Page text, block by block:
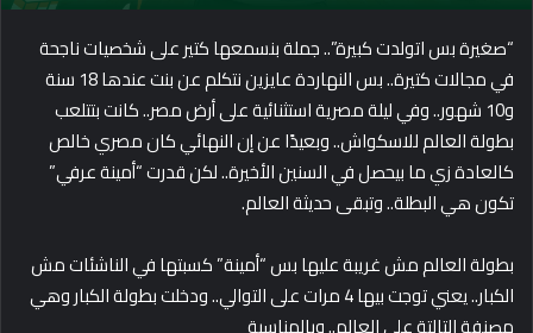
“صغيرة بس اتولدت كبيرة”.. جملة بنسمعها كتير على شخصيات ناجحة
في مجالات كتيرة.. بس النهاردة عايزين نتكلم عن بنت عندها 18 سنة
و10 شهور.. وفي ليلة مصرية استثنائية على أرض مصر.. كانت بتتلعب
بطولة العالم للاسكواش.. وبعيدًا عن إن النهائي كان مصري خالص
كالعادة زي ما بيحصل في السنين الأخيرة.. لكن قدرت “أمينة عرفي”
تكون هي البطلة.. وتبقى حديثة العالم.
بطولة العالم مش غريبة عليها بس “أمينة” كسبتها في الناشئات مش
الكبار.. يعني توجت بيها 4 مرات على التوالي.. ودخلت بطولة الكبار وهي